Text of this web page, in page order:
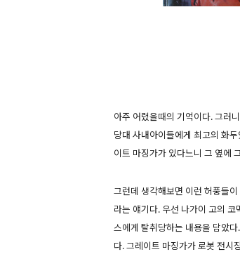
아주 어렸을때의 기억이다. 그러
당대 사내아이들에게 최고의 화
이트 마징가가 있다느니 그 옆에
그런데 생각해보면 이런 허풍들
라는 얘기다. 우선 나가이 고의
스에게 탈취당하는 내용을 담았
다. 그레이트 마징가가 로봇 전시